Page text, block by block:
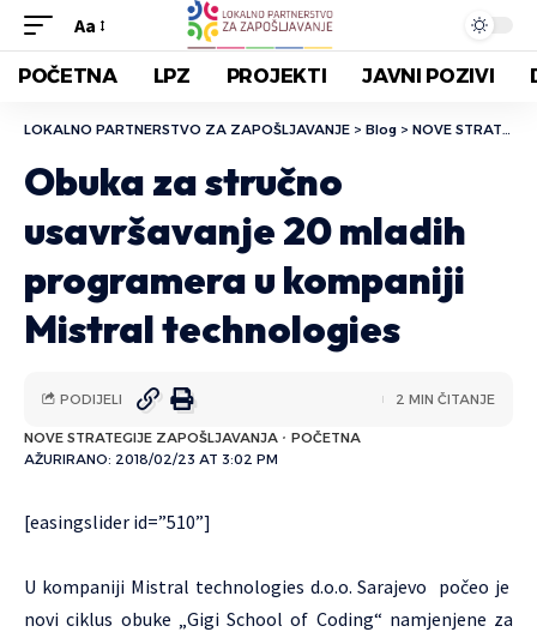
Aa
POČETNA LPZ PROJEKTI JAVNI POZIVI
LOKALNO PARTNERSTVO ZA ZAPOŠLJAVANJE > Blog > NOVE STRATEGIJE ZAPOŠLJAVANJA
Obuka za stručno
usavršavanje 20 mladih
programera u kompaniji
Mistral technologies
AŽURIRANO: 2018/02/23 AT 3:02 PM
NOVE STRATEGIJE ZAPOŠLJAVANJA POČETNA
PODIJELI 2 MIN ČITANJE
[easingslider id=”510”]
U kompaniji Mistral technologies d.o.o. Sarajevo počeo je
novi ciklus obuke „Gigi School of Coding“ namjenjene za